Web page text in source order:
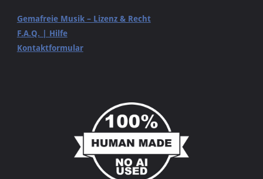
Gemafreie Musik – Lizenz & Recht
F.A.Q. | Hilfe
Kontaktformular